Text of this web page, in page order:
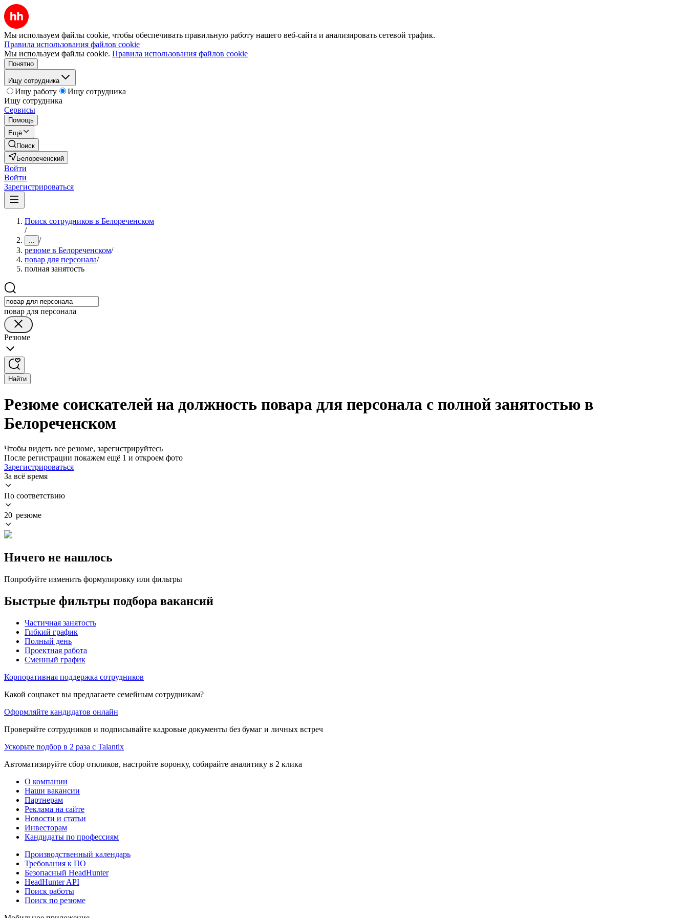
Мы используем файлы cookie, чтобы обеспечивать правильную работу нашего веб-сайта и анализировать сетевой трафик.
Правила использования файлов cookie
Мы используем файлы cookie. Правила использования файлов cookie
Понятно
Ищу сотрудника
Ищу работу
Ищу сотрудника
Ищу сотрудника
Сервисы
Помощь
Ещё
Поиск
Белореченский
Войти
Войти
Зарегистрироваться
Поиск сотрудников в Белореченском
/
... /
резюме в Белореченском/
повар для персонала/
полная занятость
повар для персонала
Резюме
Найти
Резюме соискателей на должность повара для персонала с полной занятостью в
Белореченском
Чтобы видеть все резюме, зарегистрируйтесь
После регистрации покажем ещё 1 и откроем фото
Зарегистрироваться
За всё время
По соответствию
20 резюме
Ничего не нашлось
Попробуйте изменить формулировку или фильтры
Быстрые фильтры подбора вакансий
Частичная занятость
Гибкий график
Полный день
Проектная работа
Сменный график
Корпоративная поддержка сотрудников
Какой соцпакет вы предлагаете семейным сотрудникам?
Оформляйте кандидатов онлайн
Проверяйте сотрудников и подписывайте кадровые документы без бумаг и личных встреч
Ускорьте подбор в 2 раза с Talantix
Автоматизируйте сбор откликов, настройте воронку, собирайте аналитику в 2 клика
О компании
Наши вакансии
Партнерам
Реклама на сайте
Новости и статьи
Инвесторам
Кандидаты по профессиям
Производственный календарь
Требования к ПО
Безопасный HeadHunter
HeadHunter API
Поиск работы
Поиск по резюме